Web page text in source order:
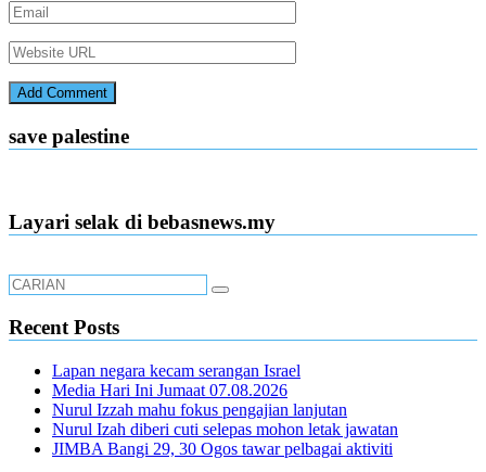
save palestine
Layari selak di bebasnews.my
Recent Posts
Lapan negara kecam serangan Israel
Media Hari Ini Jumaat 07.08.2026
Nurul Izzah mahu fokus pengajian lanjutan
Nurul Izah diberi cuti selepas mohon letak jawatan
JIMBA Bangi 29, 30 Ogos tawar pelbagai aktiviti